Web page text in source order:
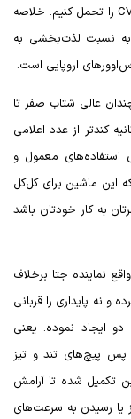
را تحمل کنیم. خلاصه
به نسبت لذت‌بخشی به
اروپایی است.
عالی شتاب صفر تا
در حوالی 10.5 ثانیه ثبت کردم که حدود 0.8 ثانیه کندتر از عدد اعلامی
معمول و
این ماشین برای کل‌کل
به کار خودتان باشد
نماینده جتا برخلاف
و نه پایداری را قربانی
ایجاد نموده. یعنی
پس پیچ‌های تند و تیز
تکمیل شده تا آرامش
یا رسیدن به سرعت‌های